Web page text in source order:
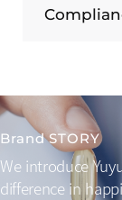
Brand STORY
We introduce
difference in